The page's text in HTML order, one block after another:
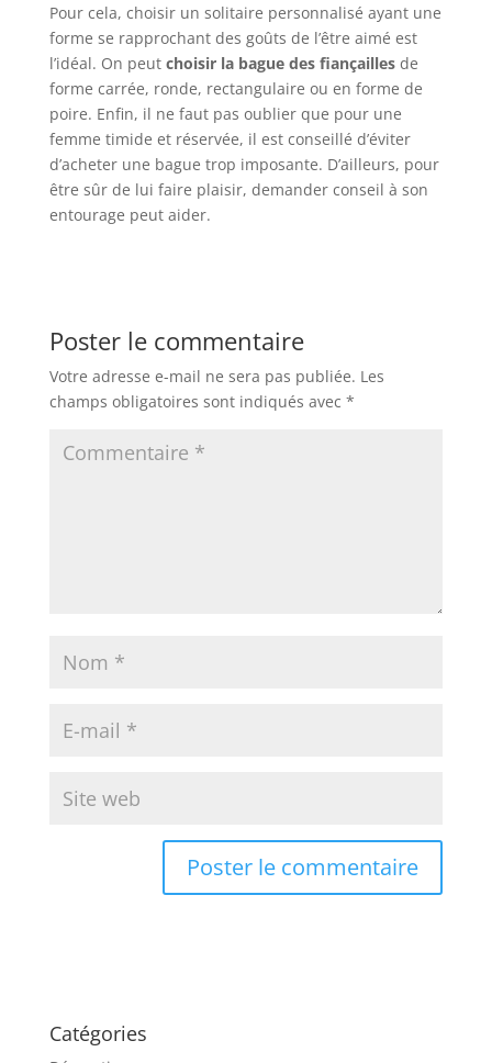
Pour cela, choisir un solitaire personnalisé ayant une
forme se rapprochant des goûts de l’être aimé est
l’idéal. On peut choisir la bague des fiançailles de
forme carrée, ronde, rectangulaire ou en forme de
poire. Enfin, il ne faut pas oublier que pour une
femme timide et réservée, il est conseillé d’éviter
d’acheter une bague trop imposante. D’ailleurs, pour
être sûr de lui faire plaisir, demander conseil à son
entourage peut aider.
Poster le commentaire
Votre adresse e-mail ne sera pas publiée. Les
champs obligatoires sont indiqués avec *
Catégories